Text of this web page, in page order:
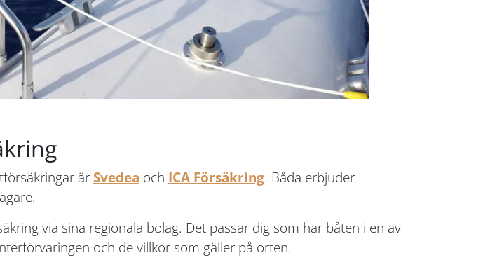
är Svedea och ICA Försäkring. Båda erbjuder
via sina regionala bolag. Det passar dig som har båten i en av
och de villkor som gäller på orten.